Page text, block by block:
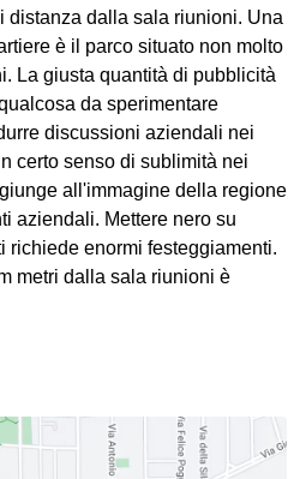
distanza dalla sala riunioni. Una
è il parco situato non molto
La giusta quantità di pubblicità
da sperimentare
discussioni aziendali nei
certo senso di sublimità nei
all'immagine della regione
aziendali. Mettere nero su
richiede enormi festeggiamenti.
metri dalla sala riunioni è